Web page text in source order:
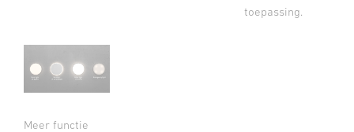
toepassing.
Meer functie